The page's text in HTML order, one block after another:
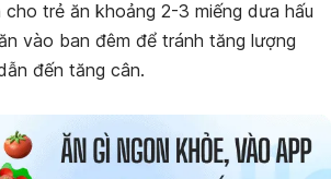
cho trẻ ăn khoảng 2-3 miếng dưa hấu
vào ban đêm để tránh tăng lượng
đến tăng cân.